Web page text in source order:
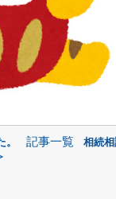
記事一覧
相続